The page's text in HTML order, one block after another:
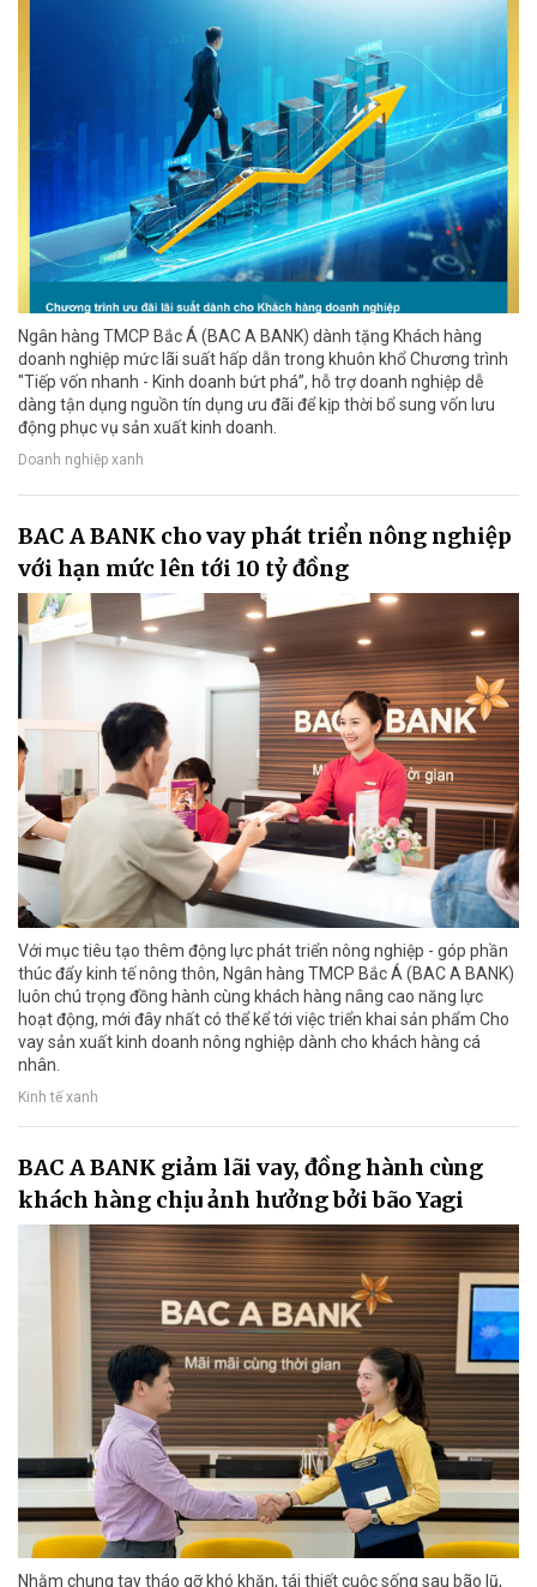
Ngân hàng TMCP Bắc Á (BAC A BANK) dành tặng Khách hàng
doanh nghiệp mức lãi suất hấp dẫn trong khuôn khổ Chương trình
"Tiếp vốn nhanh - Kinh doanh bứt phá”, hỗ trợ doanh nghiệp dễ
dàng tận dụng nguồn tín dụng ưu đãi để kịp thời bổ sung vốn lưu
động phục vụ sản xuất kinh doanh.
Doanh nghiệp xanh
BAC A BANK cho vay phát triển nông nghiệp
với hạn mức lên tới 10 tỷ đồng
Với mục tiêu tạo thêm động lực phát triển nông nghiệp - góp phần
thúc đẩy kinh tế nông thôn, Ngân hàng TMCP Bắc Á (BAC A BANK)
luôn chú trọng đồng hành cùng khách hàng nâng cao năng lực
hoạt động, mới đây nhất có thể kể tới việc triển khai sản phẩm Cho
vay sản xuất kinh doanh nông nghiệp dành cho khách hàng cá
nhân.
Kinh tế xanh
BAC A BANK giảm lãi vay, đồng hành cùng
khách hàng chịu ảnh hưởng bởi bão Yagi
Nhằm chung tay tháo gỡ khó khăn, tái thiết cuộc sống sau bão lũ,